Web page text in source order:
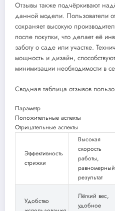
Отзывы также подчёркивают
данной модели. Пользователи
сохраняет высокую
после покупки, что делает её
заботу о саде или участке.
мощность и дизайн,
минимизации необходимости в
Сводная таблица отзывов
Параметр
Положительные аспекты
Отрицательные аспекты
Эффективность
стрижки
Высокая
скорость
работы,
равномерный
результат
Удобство
Лёгкий вес,
удобное